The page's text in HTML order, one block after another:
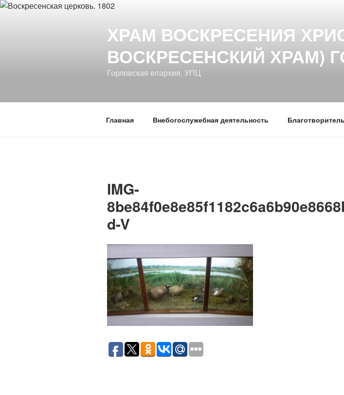
Перейти
ХРАМ ВОСКРЕСЕНИЯ
ВОСКРЕСЕНСКИЙ ХРАМ)
Горловская епархия, УПЦ
Главная Внебогослужебная деятельность
IMG-
d-V